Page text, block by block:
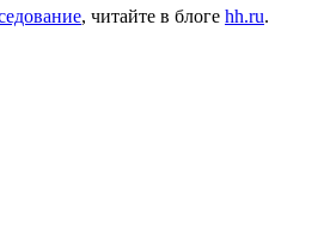
, читайте в блоге hh.ru.